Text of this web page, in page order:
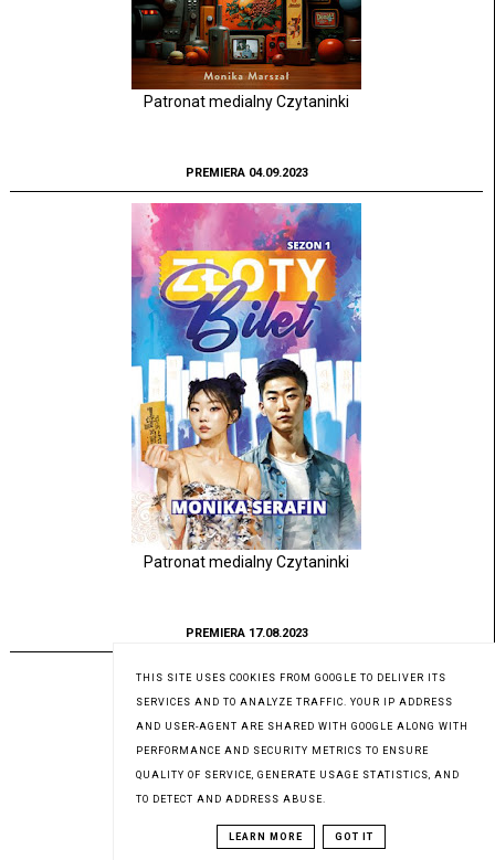
Patronat medialny Czytaninki
PREMIERA 04.09.2023
Patronat medialny Czytaninki
PREMIERA 17.08.2023
THIS SITE USES COOKIES FROM GOOGLE TO DELIVER ITS
SERVICES AND TO ANALYZE TRAFFIC. YOUR IP ADDRESS
AND USER-AGENT ARE SHARED WITH GOOGLE ALONG WITH
PERFORMANCE AND SECURITY METRICS TO ENSURE
QUALITY OF SERVICE, GENERATE USAGE STATISTICS, AND
TO DETECT AND ADDRESS ABUSE.
LEARN MORE GOT IT